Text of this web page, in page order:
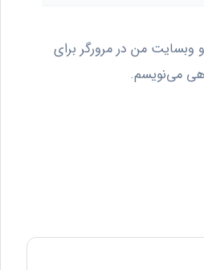
وبسایت من در مرورگر برای
می‌نویسم.